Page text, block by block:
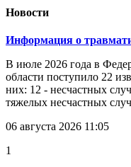
Новости
Информация о
В июле 2026 года в
области поступило 22
них: 12 - несчастных
тяжелых несчастных
06 августа 2026 11:05
1